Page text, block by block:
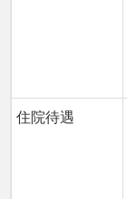
住院待遇